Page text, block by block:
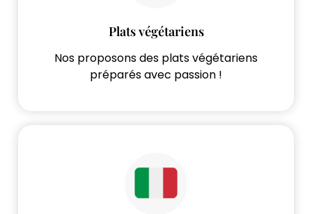
Plats végétariens
Nos proposons des plats végétariens
préparés avec passion !